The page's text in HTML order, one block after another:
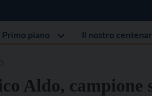
Primo piano Il nostro
Aldo, campione